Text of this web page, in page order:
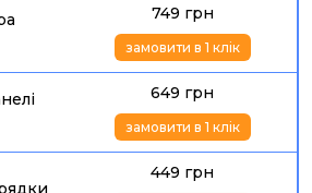
749 грн
замовити в 1 клік
649 грн
замовити в 1 клік
449 грн